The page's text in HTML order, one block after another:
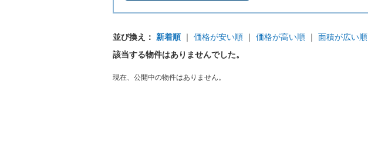
並び換え： 新着順 ｜ 価格が安い順 ｜ 価格が高い順 ｜
面積が広い順
該当する物件はありませんでした。
現在、公開中の物件はありません。